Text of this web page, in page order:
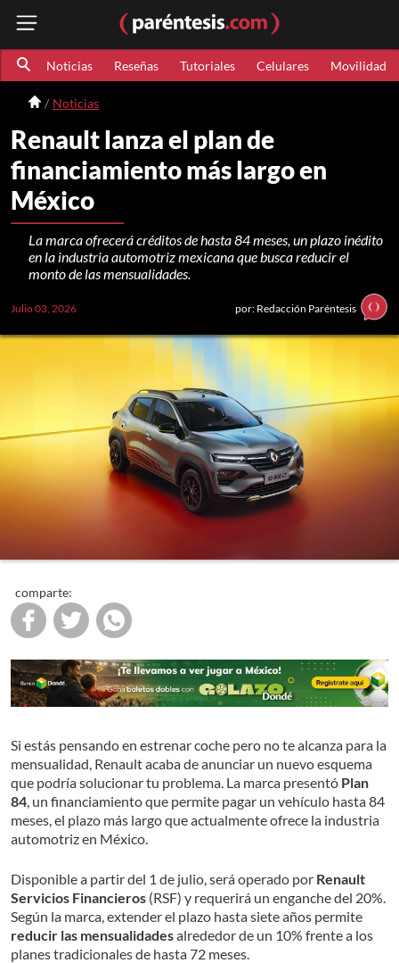
Noticias Reseñas Tutoriales Celulares Movilidad
Noticias
Renault lanza el plan de
financiamiento más largo en
México
La marca ofrecerá créditos de hasta 84 meses, un plazo inédito
en la industria automotriz mexicana que busca reducir el
monto de las mensualidades.
Julio 03, 2026 por: Redacción Paréntesis
comparte:
Si estás pensando en estrenar coche pero no te alcanza para la
mensualidad, Renault acaba de anunciar un nuevo esquema
que podría solucionar tu problema. La marca presentó Plan
84 , un financiamiento que permite pagar un vehículo hasta 84
meses, el plazo más largo que actualmente ofrece la industria
automotriz en México.
Disponible a partir del 1 de julio, será operado por Renault
Servicios Financieros (RSF) y requerirá un enganche del 20%.
Según la marca, extender el plazo hasta siete años permite
reducir las mensualidadesalrededor de un 10% frente a los
planes tradicionales de hasta 72 meses.